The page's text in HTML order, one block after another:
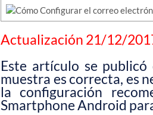
Actualización 21/12/
Este artículo se
muestra es correcta, es
la configuración
Smartphone Android